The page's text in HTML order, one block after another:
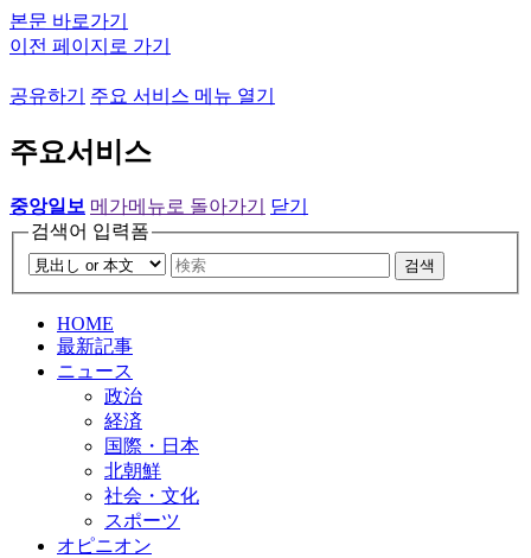
본문 바로가기
이전 페이지로 가기
공유하기 주요 서비스 메뉴 열기
주요서비스
중앙일보 메가메뉴로 돌아가기
닫기
검색어 입력폼
검색
HOME
最新記事
ニュース
政治
経済
国際・日本
北朝鮮
社会・文化
スポーツ
オピニオン